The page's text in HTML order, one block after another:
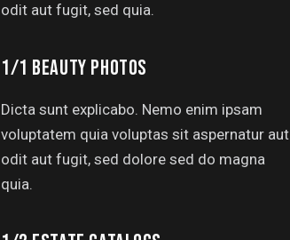
odit aut fugit, sed quia.
1/1 BEAUTY PHOTOS
Dicta sunt explicabo. Nemo enim ipsam
voluptatem quia voluptas sit aspernatur aut
odit aut fugit, sed dolore sed do magna
quia.